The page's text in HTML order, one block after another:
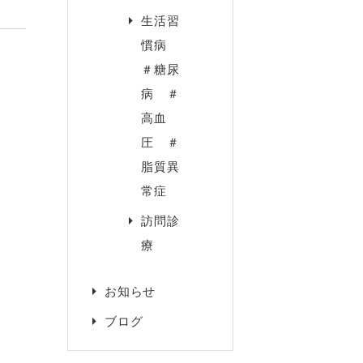
生活習
慣病
＃糖尿
病 ＃
高血
圧 ＃
脂質異
常症
訪問診
療
お知らせ
ブログ